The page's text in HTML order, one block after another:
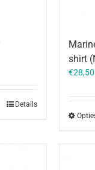
Details
shirt
€28,50